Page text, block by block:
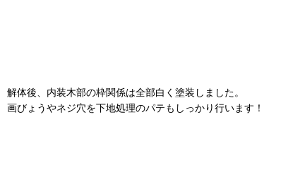
解体後、内装木部の枠関係は全部白く塗装しました。
画びょうやネジ穴を下地処理のパテもしっかり行います！